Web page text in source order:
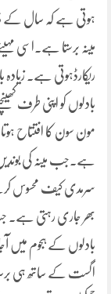
مینہ برستا ہے۔اسی
ریکارڈہوتی ہے۔ زیادہ
بادلوں کو اپنی طرف
مون سون کا افتتاح ہوتا
ہے۔جب مینہ کی
سرمدی کیف محسوس
بھر جاری رہتی ہے۔
بادلوں کے ہجوم میں
اگست کے ساتھ ہی